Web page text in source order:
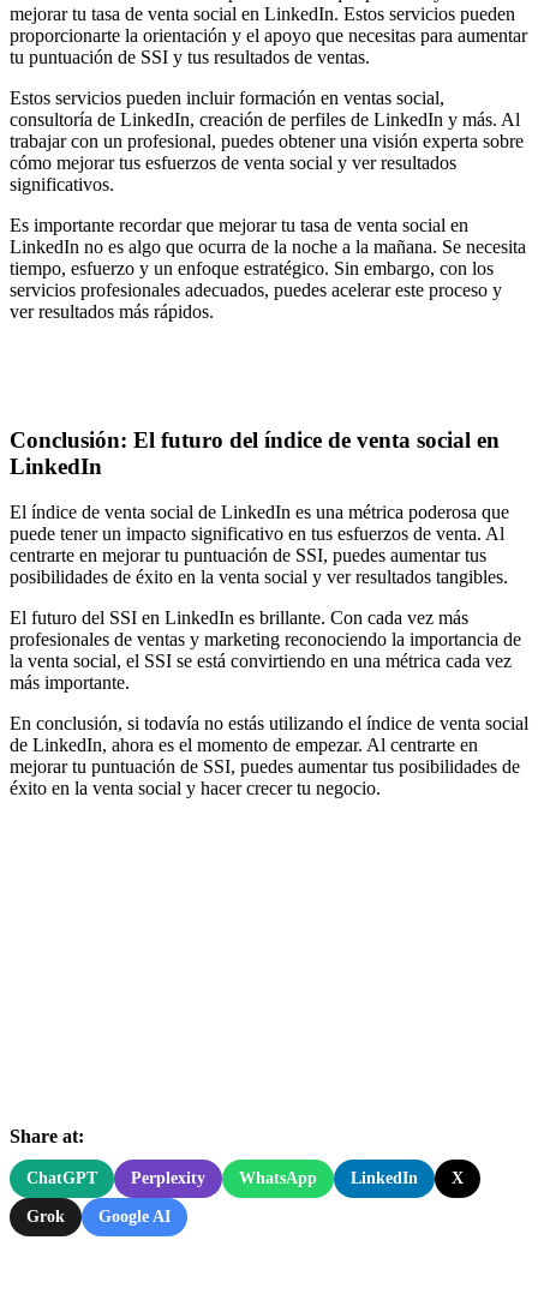
mejorar tu tasa de venta social en LinkedIn. Estos servicios pueden
proporcionarte la orientación y el apoyo que necesitas para aumentar
tu puntuación de SSI y tus resultados de ventas.
Estos servicios pueden incluir formación en ventas social,
consultoría de LinkedIn, creación de perfiles de LinkedIn y más. Al
trabajar con un profesional, puedes obtener una visión experta sobre
cómo mejorar tus esfuerzos de venta social y ver resultados
significativos.
Es importante recordar que mejorar tu tasa de venta social en
LinkedIn no es algo que ocurra de la noche a la mañana. Se necesita
tiempo, esfuerzo y un enfoque estratégico. Sin embargo, con los
servicios profesionales adecuados, puedes acelerar este proceso y
ver resultados más rápidos.
Conclusión: El futuro del índice de venta social en
LinkedIn
El índice de venta social de LinkedIn es una métrica poderosa que
puede tener un impacto significativo en tus esfuerzos de venta. Al
centrarte en mejorar tu puntuación de SSI, puedes aumentar tus
posibilidades de éxito en la venta social y ver resultados tangibles.
El futuro del SSI en LinkedIn es brillante. Con cada vez más
profesionales de ventas y marketing reconociendo la importancia de
la venta social, el SSI se está convirtiendo en una métrica cada vez
más importante.
En conclusión, si todavía no estás utilizando el índice de venta social
de LinkedIn, ahora es el momento de empezar. Al centrarte en
mejorar tu puntuación de SSI, puedes aumentar tus posibilidades de
éxito en la venta social y hacer crecer tu negocio.
Share at:
ChatGPT Perplexity WhatsApp LinkedIn X
Grok Google AI